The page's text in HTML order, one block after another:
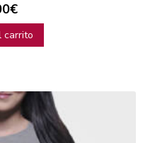
€
carrito